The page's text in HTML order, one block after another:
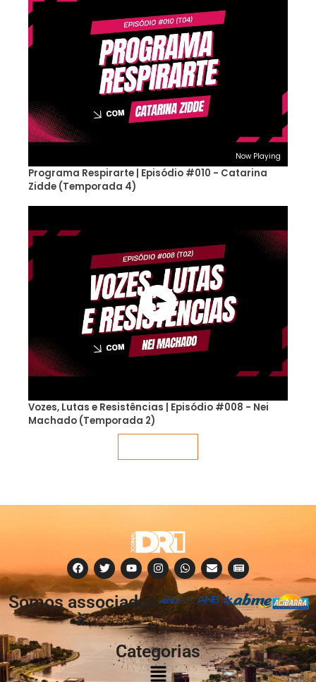
Now Playing
Programa Respirarte | Episódio #010 - Catarina
Zidde (Temporada 4)
Vozes, Lutas e Resistências | Episódio #008 - Nei
Machado (Temporada 2)
Somos associados
à:
Categorias